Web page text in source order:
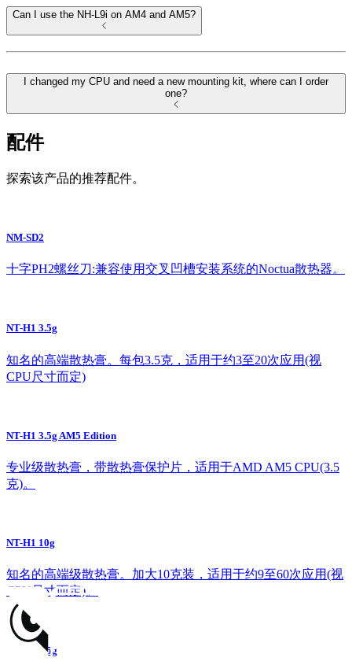
Can I use the NH-L9i on AM4 and AM5?
I changed my CPU and need a new mounting kit, where can I order
one?
配件
探索该产品的推荐配件。
NM-SD2
十字PH2螺丝刀:兼容使用交叉凹槽安装系统的Noctua散热器。
NT-H1 3.5g
知名的高端散热膏。每包3.5克，适用于约3至20次应用(视
CPU尺寸而定)
NT-H1 3.5g AM5 Edition
专业级散热膏，带散热膏保护片，适用于AMD AM5 CPU(3.5
克)。
NT-H1 10g
知名的高端级散热膏。加大10克装，适用于约9至60次应用(视
CPU尺寸而定)。
NT-H2 3.5g